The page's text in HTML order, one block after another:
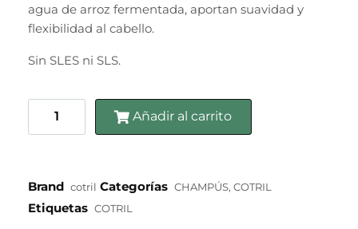
agua de arroz fermentada, aportan suavidad y
flexibilidad al cabello.
Sin SLES ni SLS.
Añadir al carrito
Brand cotril Categorías CHAMPÚS, COTRIL
Etiquetas COTRIL